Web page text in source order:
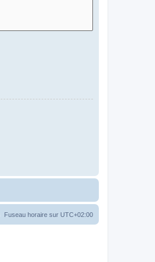
Fuseau horaire sur UTC+02:00